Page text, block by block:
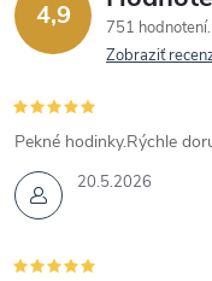
4,9
751 hodnotení
Zobraziť
20.5.2026
Pekné hodinky.Rýchle